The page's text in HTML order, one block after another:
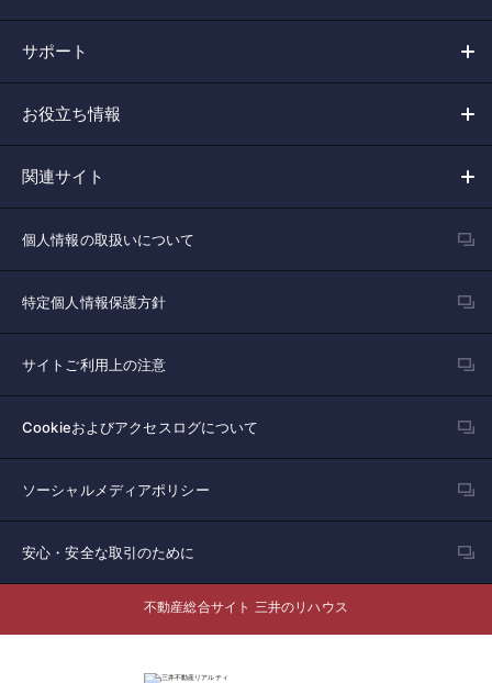
サポート
お役立ち情報
関連サイト
個人情報の取扱いについて
特定個人情報保護方針
サイトご利用上の注意
Cookieおよびアクセスログについて
ソーシャルメディアポリシー
安心・安全な取引のために
不動産総合サイト 三井のリハウス